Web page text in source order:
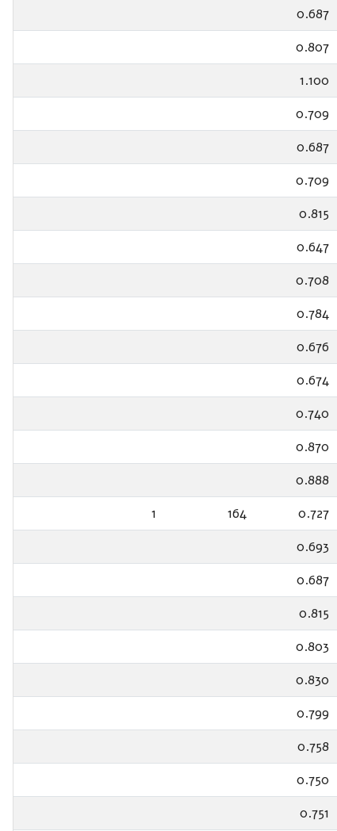
0.687
0.807
1.100
0.709
0.687
0.709
0.815
0.647
0.708
0.784
0.676
0.674
0.740
0.870
0.888
0.727
164
1
0.693
0.687
0.815
0.803
0.830
0.799
0.758
0.750
0.751